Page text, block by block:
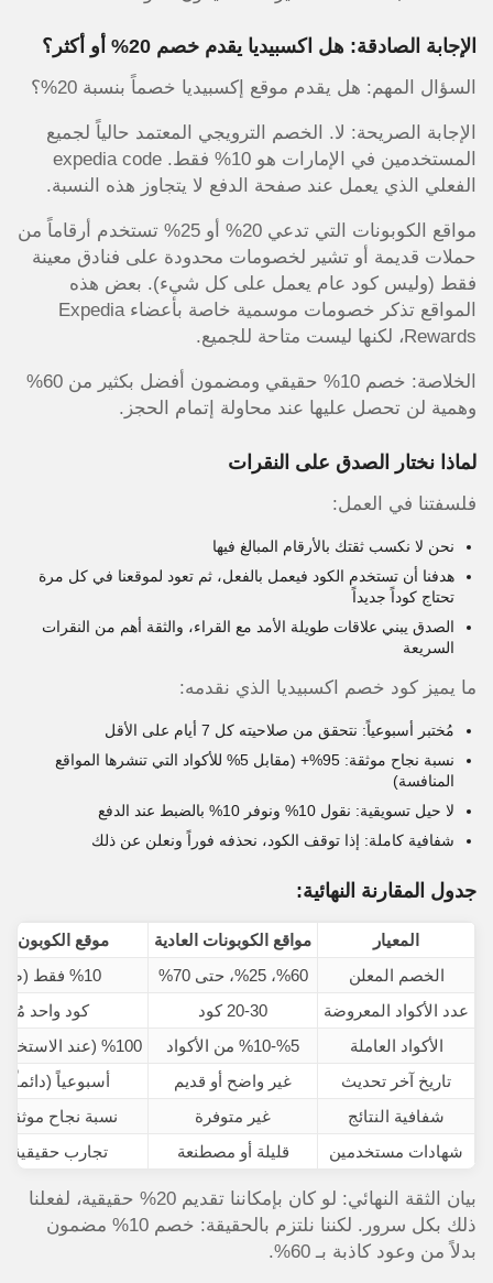
الإجابة الصادقة: هل اكسبيديا يقدم خصم 20% أو أكثر؟
السؤال المهم: هل يقدم موقع إكسبيديا خصماً بنسبة 20%؟
الإجابة الصريحة: لا. الخصم الترويجي المعتمد حالياً لجميع
المستخدمين في الإمارات هو 10% فقط. expedia code
الفعلي الذي يعمل عند صفحة الدفع لا يتجاوز هذه النسبة.
مواقع الكوبونات التي تدعي 20% أو 25% تستخدم أرقاماً من
حملات قديمة أو تشير لخصومات محدودة على فنادق معينة
فقط (وليس كود عام يعمل على كل شيء). بعض هذه
المواقع تذكر خصومات موسمية خاصة بأعضاء Expedia
Rewards، لكنها ليست متاحة للجميع.
الخلاصة: خصم 10% حقيقي ومضمون أفضل بكثير من 60%
وهمية لن تحصل عليها عند محاولة إتمام الحجز.
لماذا نختار الصدق على النقرات
فلسفتنا في العمل:
نحن لا نكسب ثقتك بالأرقام المبالغ فيها
هدفنا أن تستخدم الكود فيعمل بالفعل، ثم تعود لموقعنا في كل مرة
تحتاج كوداً جديداً
الصدق يبني علاقات طويلة الأمد مع القراء، والثقة أهم من النقرات
السريعة
ما يميز كود خصم اكسبيديا الذي نقدمه:
مُختبر أسبوعياً: نتحقق من صلاحيته كل 7 أيام على الأقل
نسبة نجاح موثقة: 95%+ (مقابل 5% للأكواد التي تنشرها المواقع
المنافسة)
لا حيل تسويقية: نقول 10% ونوفر 10% بالضبط عند الدفع
شفافية كاملة: إذا توقف الكود، نحذفه فوراً ونعلن عن ذلك
جدول المقارنة النهائية:
المعيار مواقع الكوبونات العادية
موقع الكوبون
الخصم المعلن
%60، %25، حتى 70%
%10 فقط (صادقة)
عدد الأكواد المعروضة
20-30 كود
كود واحد
الأكواد العاملة
%5-%10 من الأكواد
%100 (عند الاستخدام الصحيح)
تاريخ آخر تحديث
غير واضح أو قديم
أسبوعياً (دائماً
شفافية النتائج
غير متوفرة
نسبة نجاح موثقة 95%+
شهادات مستخدمين
قليلة أو مصطنعة تجارب حقيقية
بيان الثقة النهائي: لو كان بإمكاننا تقديم 20% حقيقية، لفعلنا
ذلك بكل سرور. لكننا نلتزم بالحقيقة: خصم 10% مضمون
بدلاً من وعود كاذبة بـ 60%.